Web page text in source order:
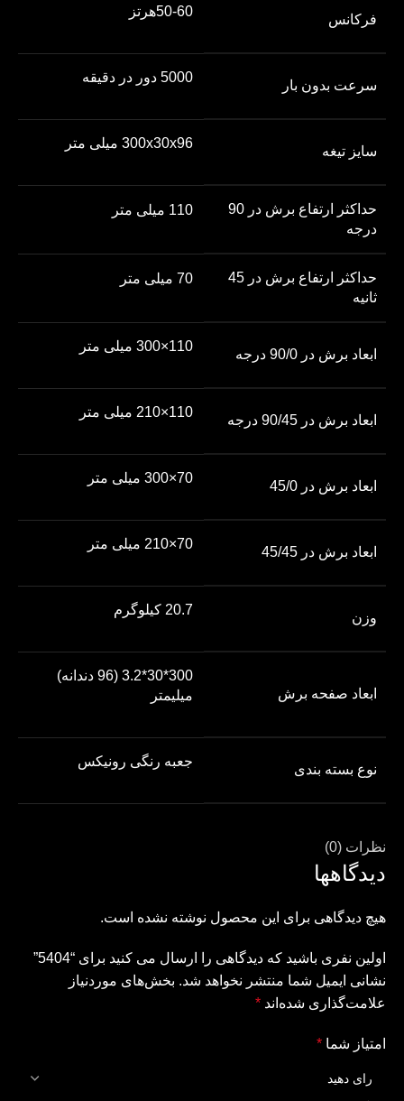
فرکانس
50-60هرتز
سرعت بدون بار
5000 دور در دقیقه
سایز تیغه
300x30x96 میلی متر
حداکثر ارتفاع برش در 90
درجه
110 میلی متر
حداکثر ارتفاع برش در 45
ثانیه
70 میلی متر
ابعاد برش در 90/0 درجه
110×300 میلی متر
ابعاد برش در 90/45 درجه
110×210 میلی متر
ابعاد برش در 45/0
70×300 میلی متر
ابعاد برش در 45/45
70×210 میلی متر
وزن
20.7 کیلوگرم
ابعاد صفحه برش
300*30*3.2 (96 دندانه)
میلیمتر
نوع بسته ‌بندی
جعبه رنگی رونیکس
نظرات (0)
دیدگاهها
هیچ دیدگاهی برای این محصول نوشته نشده است.
اولین نفری باشید که دیدگاهی را ارسال می کنید برای “5404”
نشانی ایمیل شما منتشر نخواهد شد. بخش‌های موردنیاز
علامت‌گذاری شده‌اند *
امتیاز شما *